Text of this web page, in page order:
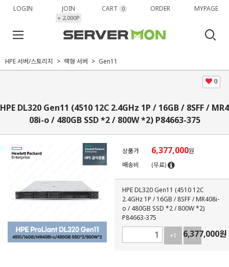
LOGIN JOIN
+ 2,000P
CART 0 ORDER MYPAGE
HPE 서버/스토리지 랙형 서버 Gen11
0
HPE DL320 Gen11 (4510 12C 2.4GHz 1P / 16GB / 8SFF / MR4
08i-o / 480GB SSD *2 / 800W *2) P84663-375
상품가 6,377,000원
배송비
(무료)
HPE DL320 Gen11 (4510 12C
2.4GHz 1P / 16GB / 8SFF / MR408i-
o / 480GB SSD *2 / 800W *2)
P84663-375
+1 -1
6,377,000원